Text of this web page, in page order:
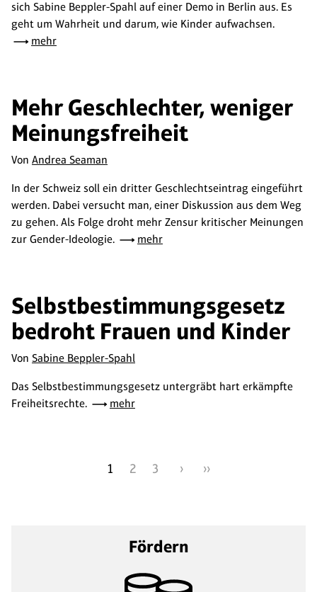
sich Sabine Beppler-Spahl auf einer Demo in Berlin aus. Es
geht um Wahrheit und darum, wie Kinder aufwachsen.
mehr
Mehr Geschlechter, weniger
Meinungsfreiheit
Von Andrea Seaman
In der Schweiz soll ein dritter Geschlechtseintrag eingeführt
werden. Dabei versucht man, einer Diskussion aus dem Weg
zu gehen. Als Folge droht mehr Zensur kritischer Meinungen
zur Gender-Ideologie.
mehr
Selbstbestimmungsgesetz
bedroht Frauen und Kinder
Von Sabine Beppler-Spahl
Das Selbstbestimmungsgesetz untergräbt hart erkämpfte
Freiheitsrechte.
mehr
1 2 3 › ››
Fördern